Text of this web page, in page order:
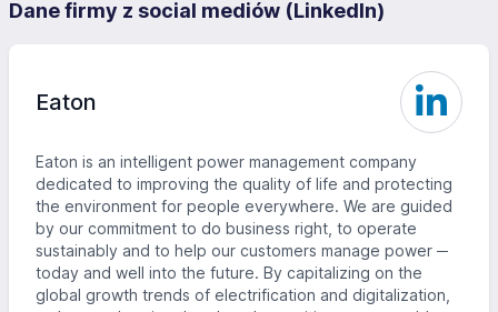
Dane firmy z social mediów (LinkedIn)
Eaton
Eaton is an intelligent power management company
dedicated to improving the quality of life and protecting
the environment for people everywhere. We are guided
by our commitment to do business right, to operate
sustainably and to help our customers manage power ─
today and well into the future. By capitalizing on the
global growth trends of electrification and digitalization,